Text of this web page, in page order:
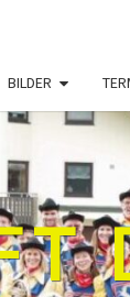
BILDER